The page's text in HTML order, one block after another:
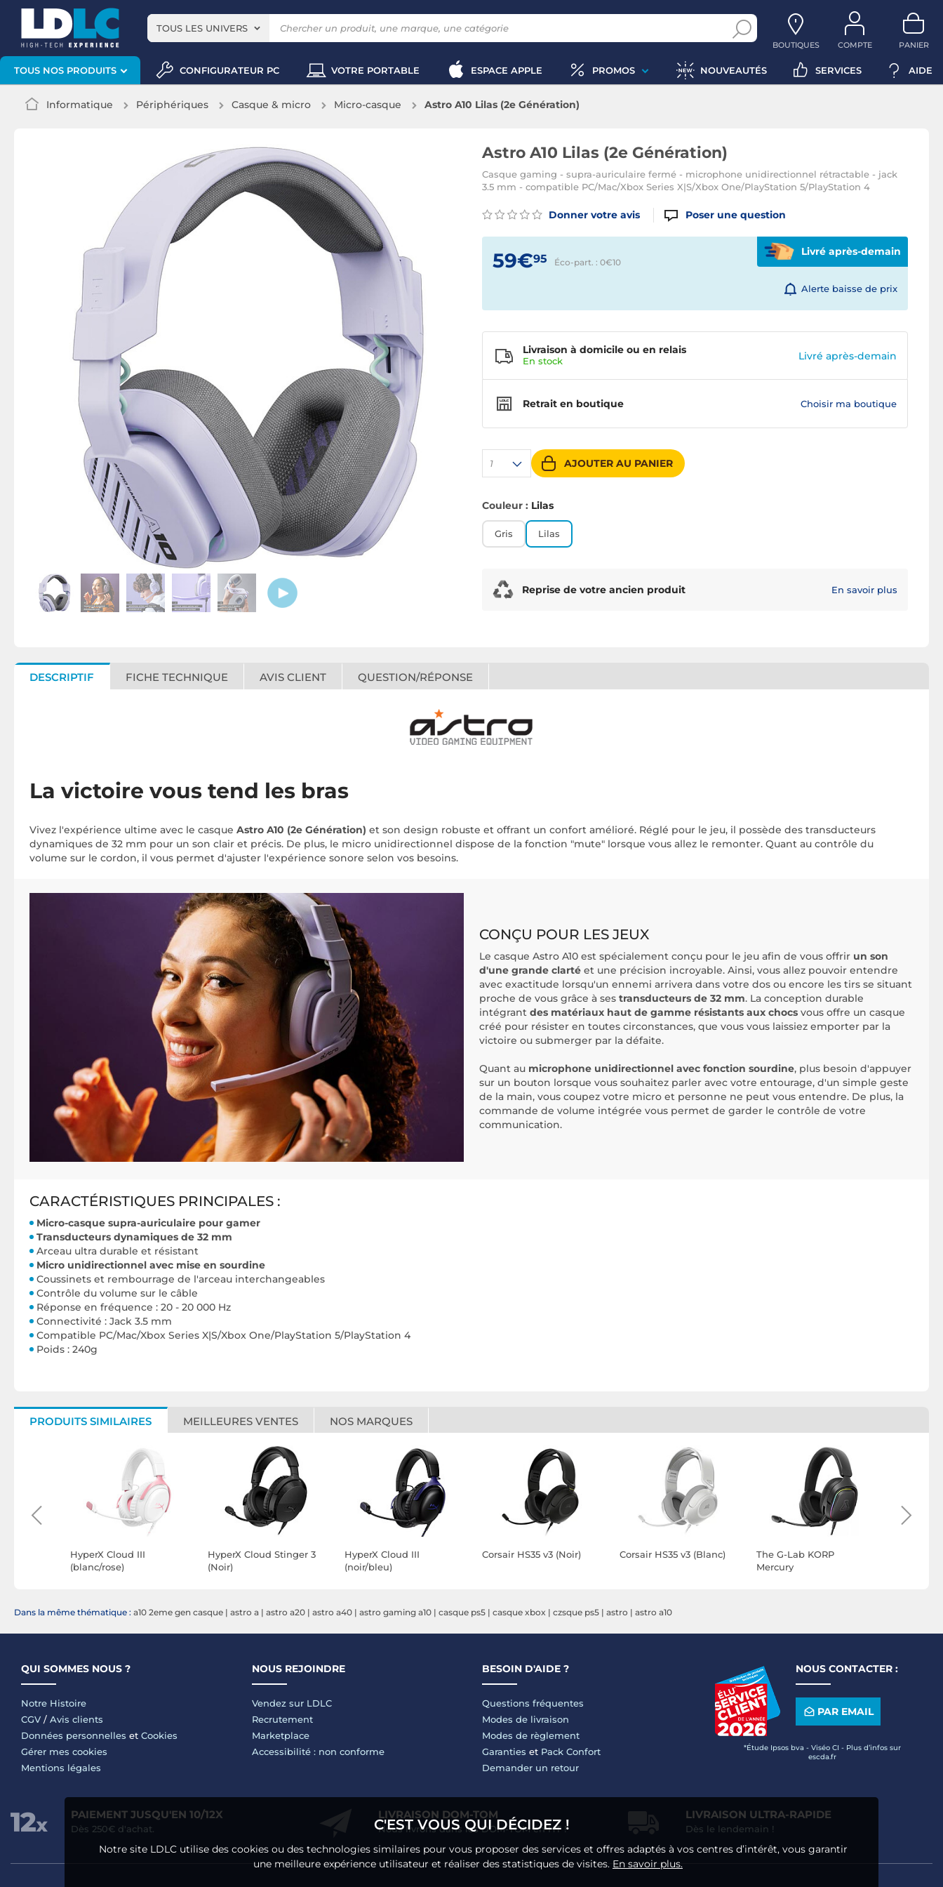
TOUS LES UNIVERS
BOUTIQUES COMPTE PANIER
TOUS NOS PRODUITS CONFIGURATEUR PC VOTRE PORTABLE ESPACE APPLE PROMOS NOUVEAUTÉS SERVICES AIDE
Informatique Périphériques Casque & micro Micro-casque Astro A10 Lilas (2e Génération)
Astro A10 Lilas (2e Génération)
Casque gaming - supra-auriculaire fermé - microphone unidirectionnel rétractable - jack
3.5 mm - compatible PC/Mac/Xbox Series X|S/Xbox One/PlayStation 5/PlayStation 4
Donner votre avis Poser une question
59€95 Éco-part. : 0€10
Livré après-demain
Alerte baisse de prix
1 AJOUTER AU PANIER
Livraison à domicile ou en relais
En stock Livré après-demain
Retrait en boutique Choisir ma boutique
Couleur : Lilas
Gris Lilas
Reprise de votre ancien produit En savoir plus
DESCRIPTIF FICHE TECHNIQUE AVIS CLIENT QUESTION/RÉPONSE
La victoire vous tend les bras
Vivez l'expérience ultime avec le casque Astro A10 (2e Génération) et son design robuste et offrant un confort amélioré. Réglé pour le jeu, il possède des transducteurs
dynamiques de 32 mm pour un son clair et précis. De plus, le micro unidirectionnel dispose de la fonction "mute" lorsque vous allez le remonter. Quant au contrôle du
volume sur le cordon, il vous permet d'ajuster l'expérience sonore selon vos besoins.
CONÇU POUR LES JEUX
Le casque Astro A10 est spécialement conçu pour le jeu afin de vous offrir un son
d'une grande clarté et une précision incroyable. Ainsi, vous allez pouvoir entendre
avec exactitude lorsqu'un ennemi arrivera dans votre dos ou encore les tirs se situant
proche de vous grâce à ses transducteurs de 32 mm. La conception durable
intégrant des matériaux haut de gamme résistants aux chocs vous offre un casque
créé pour résister en toutes circonstances, que vous vous laissiez emporter par la
victoire ou submerger par la défaite.
Quant au microphone unidirectionnel avec fonction sourdine, plus besoin d'appuyer
sur un bouton lorsque vous souhaitez parler avec votre entourage, d'un simple geste
de la main, vous coupez votre micro et personne ne peut vous entendre. De plus, la
commande de volume intégrée vous permet de garder le contrôle de votre
communication.
CARACTÉRISTIQUES PRINCIPALES :
Micro-casque supra-auriculaire pour gamer
Transducteurs dynamiques de 32 mm
Arceau ultra durable et résistant
Micro unidirectionnel avec mise en sourdine
Coussinets et rembourrage de l'arceau interchangeables
Contrôle du volume sur le câble
Réponse en fréquence : 20 - 20 000 Hz
Connectivité : Jack 3.5 mm
Compatible PC/Mac/Xbox Series X|S/Xbox One/PlayStation 5/PlayStation 4
Poids : 240g
PRODUITS SIMILAIRES MEILLEURES VENTES NOS MARQUES
HyperX Cloud III
(blanc/rose)
HyperX Cloud Stinger 3
(Noir)
HyperX Cloud III
(noir/bleu)
Corsair HS35 v3 (Noir) Corsair HS35 v3 (Blanc)
The G-Lab KORP
Mercury
Dans la même thématique : a10 2eme gen casque | astro a | astro a20 | astro a40 | astro gaming a10 | casque ps5 | casque xbox | czsque ps5 | astro | astro a10
QUI SOMMES NOUS ?
Notre Histoire
CGV / Avis clients
Données personnelles et Cookies
Gérer mes cookies
Mentions légales
NOUS REJOINDRE
Vendez sur LDLC
Recrutement
Marketplace
Accessibilité : non conforme
BESOIN D'AIDE ?
Questions fréquentes
Modes de livraison
Modes de règlement
Garanties et Pack Confort
Demander un retour
NOUS CONTACTER :
PAR EMAIL
*Étude Ipsos bva - Viséo CI - Plus d’infos sur
escda.fr
PAIEMENT JUSQU'EN 10/12X
Dès 250€ d'achat.
LIVRAISON DOM-TOM
Nous livrons dans les DOM-TOM en HT !
LIVRAISON ULTRA-RAPIDE
Dès le lendemain !
C'EST VOUS QUI DÉCIDEZ !
Notre site LDLC utilise des cookies ou des technologies similaires pour vous proposer des services et offres adaptés à vos centres d’intérêt, vous garantir
une meilleure expérience utilisateur et réaliser des statistiques de visites. En savoir plus.